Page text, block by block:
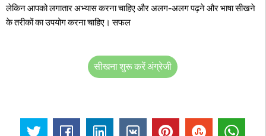
लेकिन आपको लगातार अभ्यास करना चाहिए और अलग-अलग पढ़ने और भाषा सीखने
के तरीकों का उपयोग करना चाहिए। सफल
सीखना शुरू करें अंग्रेजी